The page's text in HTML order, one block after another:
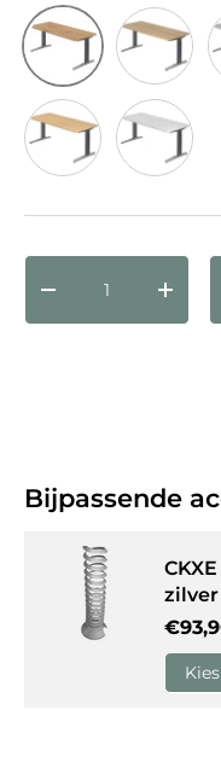
Knoestige Eiken
Eiken
Aantal
Verlaag de
Bijpassende
zilver